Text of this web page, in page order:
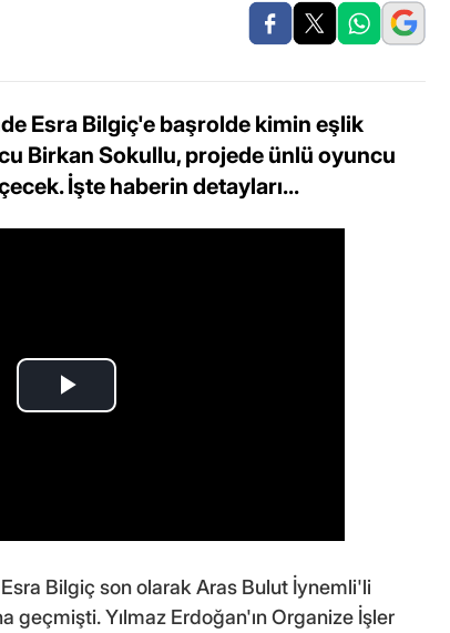
Esra Bilgiç'e başrolde kimin eşlik
Birkan Sokullu, projede ünlü oyuncu
İşte haberin detayları...
Bilgiç son olarak Aras Bulut İynemli'li
geçmişti. Yılmaz Erdoğan'ın Organize İşler